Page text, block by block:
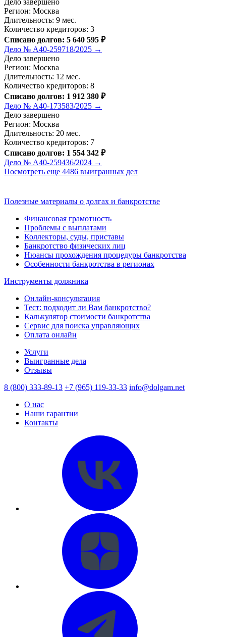
Регион: Москва
Длительность: 9 мес.
Количество кредиторов: 3
Списано долгов: 5 640 595 ₽
Дело № А40-259718/2025 →
Дело завершено
Регион: Москва
Длительность: 12 мес.
Количество кредиторов: 8
Списано долгов: 1 912 380 ₽
Дело № А40-173583/2025 →
Дело завершено
Регион: Москва
Длительность: 20 мес.
Количество кредиторов: 7
Списано долгов: 1 554 342 ₽
Дело № А40-259436/2024 →
Посмотреть еще 4486 выигранных дел
Полезные материалы о долгах и банкротстве
Финансовая грамотность
Проблемы с выплатами
Коллекторы, суды, приставы
Банкротство физических лиц
Нюансы прохождения процедуры банкротства
Особенности банкротства в регионах
Инструменты должника
Онлайн-консультация
Тест: подходит ли Вам банкротство?
Калькулятор стоимости банкротства
Сервис для поиска управляющих
Оплата онлайн
Услуги
Выигранные дела
Отзывы
8 (800) 333-89-13 +7 (965) 119-33-33 info@dolgam.net
О нас
Наши гарантии
Контакты